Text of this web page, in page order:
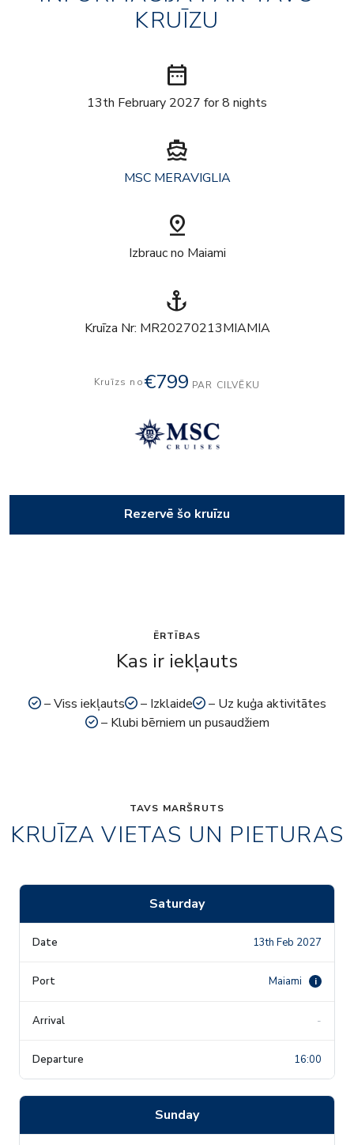
KRUĪZU
date_range
13th February 2027 for 8 nights
directions_boat
MSC MERAVIGLIA
pin_drop
Izbrauc no Maiami
anchor
Kruīza Nr: MR20270213MIAMIA
Kruīzs no€799 PAR CILVĒKU
Rezervē šo kruīzu
ĒRTĪBAS
Kas ir iekļauts
– Viss iekļauts – Izklaide
– Uz kuģa aktivitātes
– Klubi bērniem un pusaudžiem
TAVS MARŠRUTS
KRUĪZA VIETAS UN PIETURAS
Saturday
13th Feb 2027
Maiami i
-
16:00
Sunday